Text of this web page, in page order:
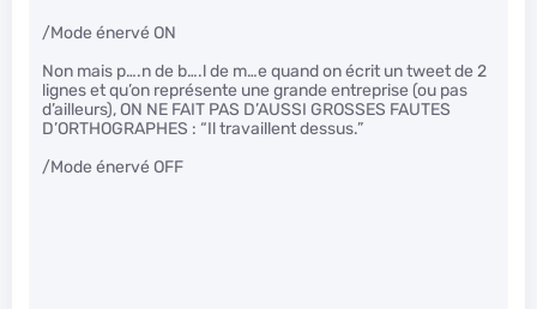
/Mode énervé ON
Non mais p….n de b….l de m…e quand on écrit un tweet de 2
lignes et qu’on représente une grande entreprise (ou pas
d’ailleurs), ON NE FAIT PAS D’AUSSI GROSSES FAUTES
D’ORTHOGRAPHES : “Il travaillent dessus.”
/Mode énervé OFF